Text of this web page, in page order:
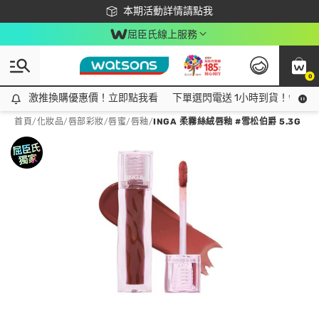
本期活動詳情請點我
下載app最高回饋$350
屈臣氏線上服務
0
激推換購優惠價！立即點我看
激推換購優惠價！立即點我看 下單選閃電送 1小時到貨！領神
首頁/化妝品/唇部彩妝/唇蜜/唇釉/INGA 柔霧絲絨唇釉 #雪松伯爵 5.3G